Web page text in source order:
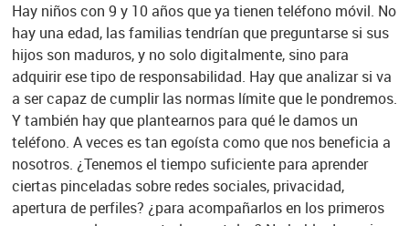
Hay niños con 9 y 10 años que ya tienen teléfono móvil. No
hay una edad, las familias tendrían que preguntarse si sus
hijos son maduros, y no solo digitalmente, sino para
adquirir ese tipo de responsabilidad. Hay que analizar si va
a ser capaz de cumplir las normas límite que le pondremos.
Y también hay que plantearnos para qué le damos un
teléfono. A veces es tan egoísta como que nos beneficia a
nosotros. ¿Tenemos el tiempo suficiente para aprender
ciertas pinceladas sobre redes sociales, privacidad,
apertura de perfiles? ¿para acompañarlos en los primeros